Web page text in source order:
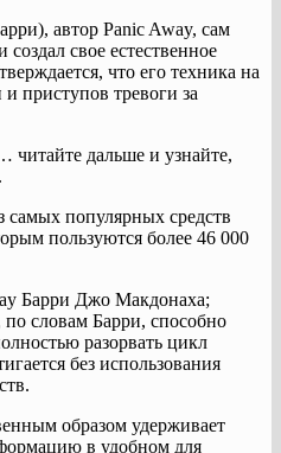
автор Panic Away, сам
создал свое естественное
что его техника на
приступов тревоги за
читайте дальше и узнайте,
популярных средств
пользуются более 46 000
Барри Джо Макдонаха;
словам Барри, способно
разорвать цикл
без использования
образом удерживает
в удобном для